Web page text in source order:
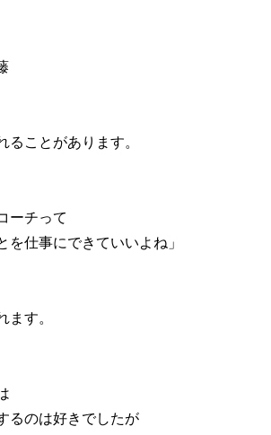
ス・料金
ることがあります。
ーチって
を仕事にできていいよね」
ます。
るのは好きでしたが